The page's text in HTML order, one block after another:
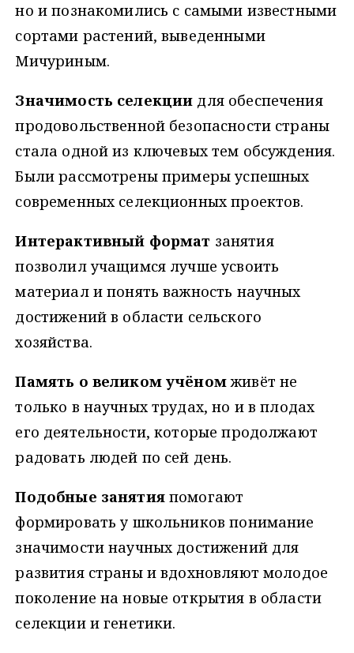
но и познакомились с самыми известными
сортами растений, выведенными
Мичуриным.
Значимость селекции для обеспечения
продовольственной безопасности страны
стала одной из ключевых тем обсуждения.
Были рассмотрены примеры успешных
современных селекционных проектов.
Интерактивный формат занятия
позволил учащимся лучше усвоить
материал и понять важность научных
достижений в области сельского
хозяйства.
Память о великом учёномживёт не
только в научных трудах, но и в плодах
его деятельности, которые продолжают
радовать людей по сей день.
Подобные занятияпомогают
формировать у школьников понимание
значимости научных достижений для
развития страны и вдохновляют молодое
поколение на новые открытия в области
селекции и генетики.